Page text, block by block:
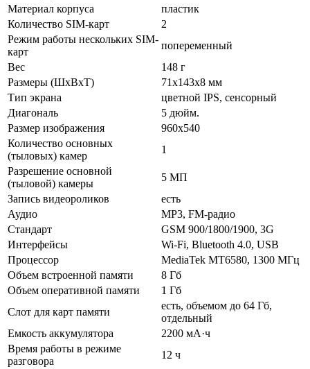
Материал корпуса
пластик
Количество SIM-карт
2
Режим работы нескольких SIM-
карт
попеременный
Вес
148 г
Размеры (ШxВxТ)
71x143x8 мм
Тип экрана
цветной IPS, сенсорный
Диагональ
5 дюйм.
Размер изображения
960x540
Количество основных
(тыловых) камер
1
Разрешение основной
(тыловой) камеры
5 МП
Запись видеороликов
есть
Аудио
MP3, FM-радио
Стандарт
GSM 900/1800/1900, 3G
Интерфейсы
Wi-Fi, Bluetooth 4.0, USB
Процессор
MediaTek MT6580, 1300 МГц
Объем встроенной памяти
8 Гб
Объем оперативной памяти
1 Гб
Слот для карт памяти
есть, объемом до 64 Гб,
отдельный
Емкость аккумулятора
2200 мА·ч
Время работы в режиме
разговора
12 ч